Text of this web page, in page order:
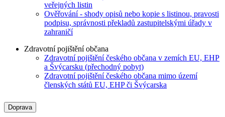
veřejných listin
Ověřování - shody opisů nebo kopie s listinou, pravosti
podpisu, správnosti překladů zastupitelskými úřady v
zahraničí
Zdravotní pojištění občana
Zdravotní pojištění českého občana v zemích EU, EHP
a Švýcarsku (přechodný pobyt)
Zdravotní pojištění českého občana mimo území
členských států EU, EHP či Švýcarska
Doprava